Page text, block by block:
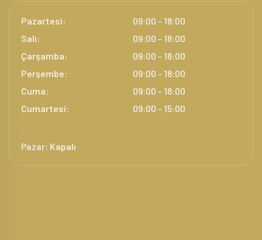
Pazartesi:
09:00 - 18:00
Salı:
09:00 - 18:00
Çarşamba:
09:00 - 18:00
Perşembe:
09:00 - 18:00
Cuma:
09:00 - 18:00
Cumartesi:
09:00 - 15:00
Pazar: Kapalı